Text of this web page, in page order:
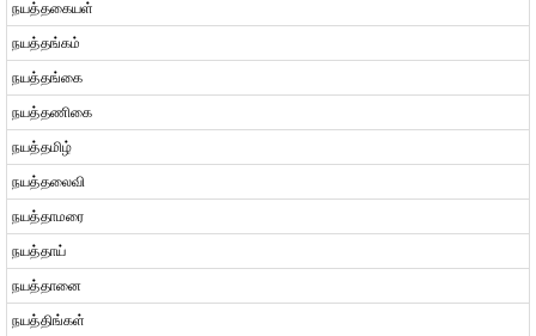
நயத்தகையள்
நயத்தங்கம்
நயத்தங்கை
நயத்தணிகை
நயத்தமிழ்
நயத்தலைவி
நயத்தாமரை
நயத்தாய்
நயத்தானை
நயத்திங்கள்